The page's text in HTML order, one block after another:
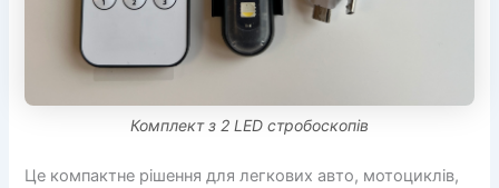
Комплект з 2 LED стробоскопів
Це компактне рішення для легкових авто, мотоциклів,